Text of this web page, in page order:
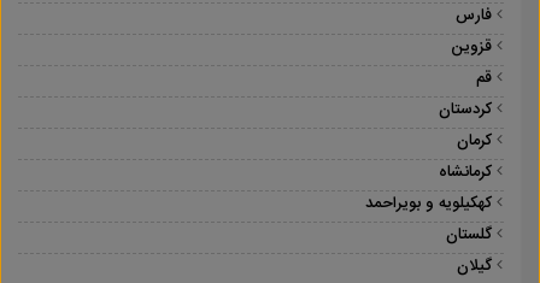
فارس
قزوین
قم
کردستان
کرمان
کرمانشاه
کهکیلویه و بویراحمد
گلستان
گیلان